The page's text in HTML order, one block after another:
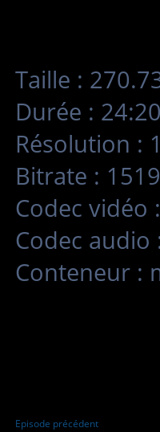
Taille :
Durée : 24:20
Résolution :
Bitrate :
Codec vidéo
Codec audio
Conteneur :
Episode précédent